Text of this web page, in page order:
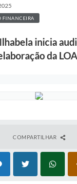
FINANCEIRA
inicia
da
COMPARTILHAR